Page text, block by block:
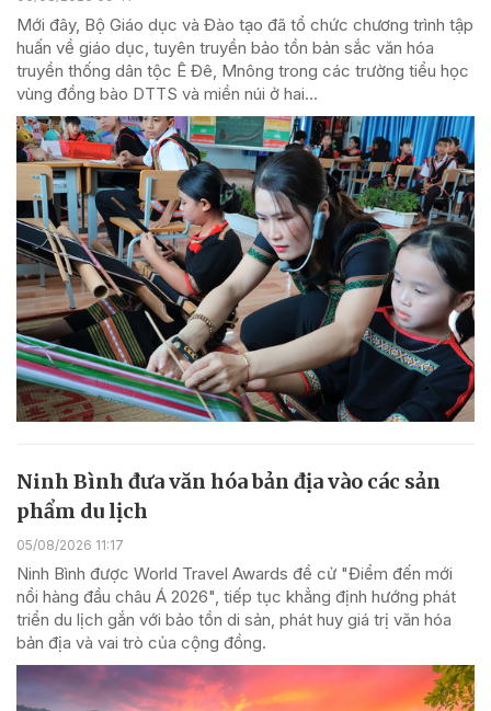
Mới đây, Bộ Giáo dục và Đào tạo đã tổ chức chương trình tập
huấn về giáo dục, tuyên truyền bảo tồn bản sắc văn hóa
truyền thống dân tộc Ê Đê, Mnông trong các trường tiểu học
vùng đồng bào DTTS và miền núi ở hai...
Ninh Bình đưa văn hóa bản địa vào các sản
phẩm du lịch
05/08/2026 11:17
Ninh Bình được World Travel Awards đề cử "Điểm đến mới
nổi hàng đầu châu Á 2026", tiếp tục khẳng định hướng phát
triển du lịch gắn với bảo tồn di sản, phát huy giá trị văn hóa
bản địa và vai trò của cộng đồng.